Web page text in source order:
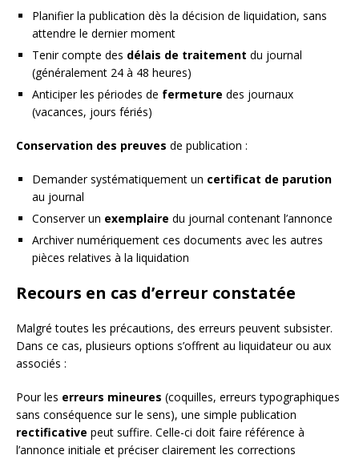
Planifier la publication dès la décision de liquidation, sans
attendre le dernier moment
Tenir compte des délais de traitement du journal
(généralement 24 à 48 heures)
Anticiper les périodes de fermeture des journaux
(vacances, jours fériés)
Conservation des preuves de publication :
Demander systématiquement un certificat de parution
au journal
Conserver un exemplaire du journal contenant l’annonce
Archiver numériquement ces documents avec les autres
pièces relatives à la liquidation
Recours en cas d’erreur constatée
Malgré toutes les précautions, des erreurs peuvent subsister.
Dans ce cas, plusieurs options s’offrent au liquidateur ou aux
associés :
Pour les erreurs mineures (coquilles, erreurs typographiques
sans conséquence sur le sens), une simple publication
rectificative peut suffire. Celle-ci doit faire référence à
l’annonce initiale et préciser clairement les corrections